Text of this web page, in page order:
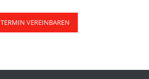
TERMIN VEREINBAREN